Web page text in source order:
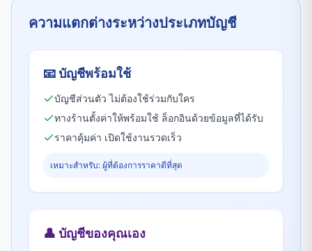
ความแตกต่างระหว่างประเภทบัญชี
📧บัญชีพร้อมใช้
บัญชีส่วนตัว ไม่ต้องใช้ร่วมกับใคร
ทางร้านตั้งค่าให้พร้อมใช้ ล็อกอินด้วยข้อมูลที่ได้รับ
ราคาคุ้มค่า เปิดใช้งานรวดเร็ว
เหมาะสำหรับ: ผู้ที่ต้องการราคาดีที่สุด
👤 บัญชีของคุณเอง